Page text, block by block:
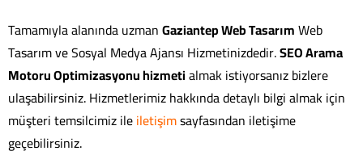
Tamamıyla alanında uzmanGaziantep Web TasarımWeb
Tasarım ve Sosyal Medya Ajansı Hizmetinizdedir.SEO Arama
Motoru Optimizasyonu hizmetialmak istiyorsanız bizlere
ulaşabilirsiniz. Hizmetlerimiz hakkında detaylı bilgi almak için
müşteri temsilcimiz ileiletişimsayfasından iletişime
geçebilirsiniz.